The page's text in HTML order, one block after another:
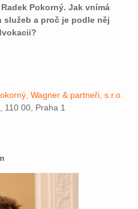
Pokorný. Jak vnímá
a proč je podle něj
Wagner & partneři, s.r.o.
110 00, Praha 1